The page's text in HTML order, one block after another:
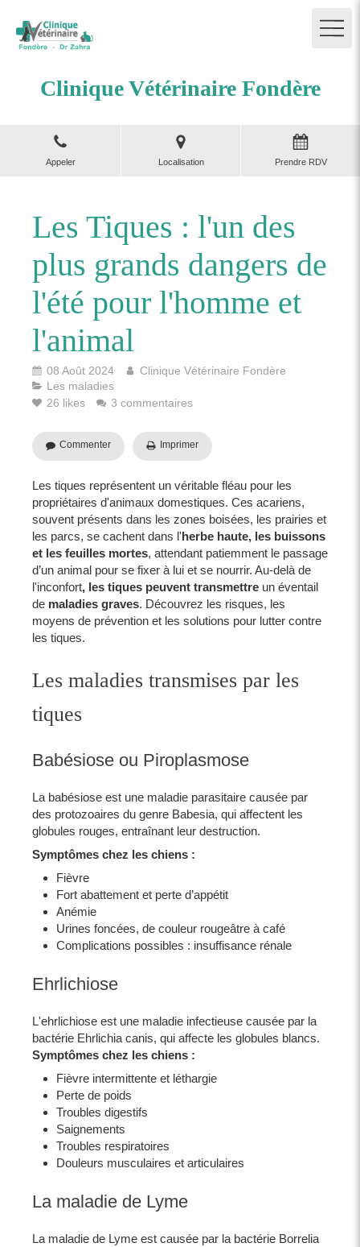
Clinique Vétérinaire Fondère
Appeler Localisation Prendre RDV
Les Tiques : l'un des
plus grands dangers de
l'été pour l'homme et
l'animal
08 Août 2024
Clinique Vétérinaire Fondère
Les maladies
26 likes
3 commentaires
Commenter Imprimer
Les tiques représentent un véritable fléau pour les
propriétaires d'animaux domestiques. Ces acariens,
souvent présents dans les zones boisées, les prairies et
les parcs, se cachent dans l'herbe haute, les buissons
et les feuilles mortes, attendant patiemment le passage
d’un animal pour se fixer à lui et se nourrir. Au-delà de
l'inconfort, les tiques peuvent transmettre un éventail
de maladies graves. Découvrez les risques, les
moyens de prévention et les solutions pour lutter contre
les tiques.
Les maladies transmises par les
tiques
Babésiose ou Piroplasmose
La babésiose est une maladie parasitaire causée par
des protozoaires du genre Babesia, qui affectent les
globules rouges, entraînant leur destruction.
Symptômes chez les chiens :
Fièvre
Fort abattement et perte d’appétit
Anémie
Urines foncées, de couleur rougeâtre à café
Complications possibles : insuffisance rénale
Ehrlichiose
L'ehrlichiose est une maladie infectieuse causée par la
bactérie Ehrlichia canis, qui affecte les globules blancs.
Symptômes chez les chiens :
Fièvre intermittente et léthargie
Perte de poids
Troubles digestifs
Saignements
Troubles respiratoires
Douleurs musculaires et articulaires
La maladie de Lyme
La maladie de Lyme est causée par la bactérie Borrelia